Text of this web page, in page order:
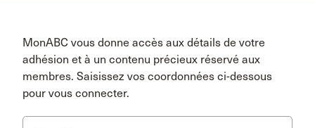
MonABC vous donne accès aux détails de votre
adhésion et à un contenu précieux réservé aux
membres. Saisissez vos coordonnées ci-dessous
pour vous connecter.